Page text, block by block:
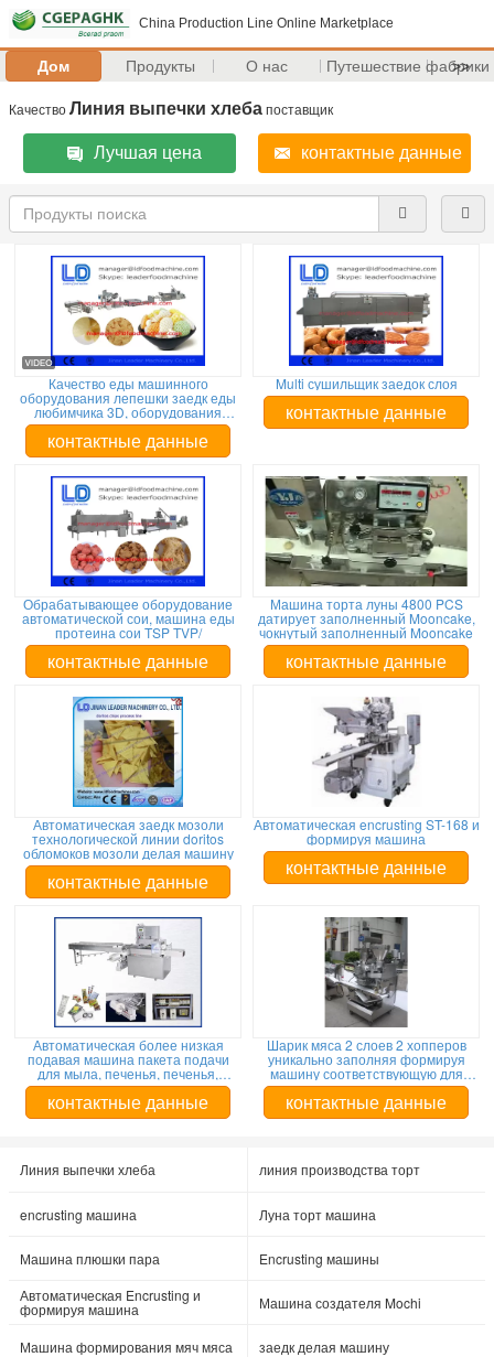
China Production Line Online Marketplace
Дом Продукты О нас Путешествие фабрики
>>
Качество Линия выпечки хлеба поставщик
Лучшая цена контактные данные
Качество еды машинного
оборудования лепешки заедк еды
любимчика 3D, оборудования
пищевой промышленности
контактные данные
Multi сушильщик заедок слоя
контактные данные
Обрабатывающее оборудование
автоматической сои, машина еды
протеина сои TSP TVP/
контактные данные
Машина торта луны 4800 PCS
датирует заполненный Mooncake,
чокнутый заполненный Mooncake
контактные данные
Автоматическая заедк мозоли
технологической линии doritos
обломоков мозоли делая машину
контактные данные
Автоматическая encrusting ST-168 и
формируя машина
контактные данные
Автоматическая более низкая
подавая машина пакета подачи
для мыла, печенья, печенья,
испечет
контактные данные
Шарик мяса 2 слоев 2 хопперов
уникально заполняя формируя
машину соответствующую для
сухой или влажной завалки
контактные данные
Линия выпечки хлеба линия производства торт
encrusting машина Луна торт машина
Машина плюшки пара
Encrusting машины
Автоматическая Encrusting и
формируя машина Машина создателя Mochi
Машина формирования мяч мяса заедк делая машину